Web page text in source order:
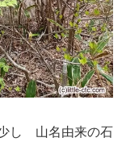
し 山名由来の石